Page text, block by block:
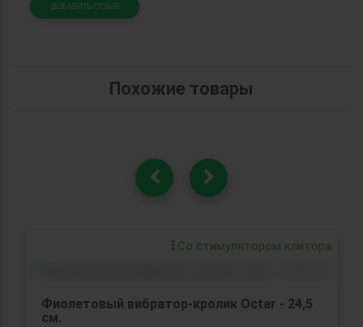
ДОБАВИТЬ ОТЗЫВ
Похожие товары
Со стимулятором клитора
Фиолетовый вибратор-кролик Octar - 24,5
см.